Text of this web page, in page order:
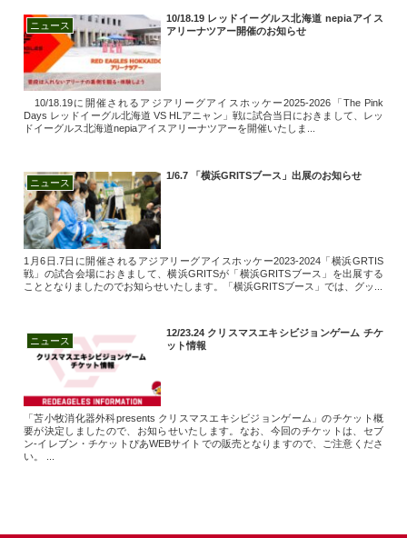
ニュース
10/18.19 レッドイーグルス北海道 nepiaアイス
アリーナツアー開催のお知らせ
10/18.19に開催されるアジアリーグアイスホッケー2025-2026「The Pink
Days レッドイーグル北海道 VS HLアニャン」戦に試合当日におきまして、レッ
ドイーグルス北海道nepiaアイスアリーナツアーを開催いたしま...
ニュース
1/6.7 「横浜GRITSブース」出展のお知らせ
1月6日.7日に開催されるアジアリーグアイスホッケー2023-2024「横浜GRTIS
戦」の試合会場におきまして、横浜GRITSが「横浜GRITSブース」を出展する
こととなりましたのでお知らせいたします。「横浜GRITSブース」では、グッ...
ニュース
12/23.24 クリスマスエキシビジョンゲーム チケ
ット情報
「苫小牧消化器外科presents クリスマスエキシビジョンゲーム」のチケット概
要が決定しましたので、お知らせいたします。なお、今回のチケットは、セブ
ン-イレブン・チケットぴあWEBサイトでの販売となりますので、ご注意くださ
い。 ...